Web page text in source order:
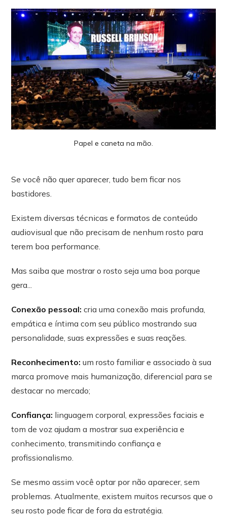
Papel e caneta na mão.
Se você não quer aparecer, tudo bem ficar nos
bastidores.
Existem diversas técnicas e formatos de conteúdo
audiovisual que não precisam de nenhum rosto para
terem boa performance.
Mas saiba que mostrar o rosto seja uma boa porque
gera...
Conexão pessoal: cria uma conexão mais profunda,
empática e íntima com seu público mostrando sua
personalidade, suas expressões e suas reações.
Reconhecimento:um rosto familiar e associado à sua
marca promove mais humanização, diferencial para se
destacar no mercado;
Confiança: linguagem corporal, expressões faciais e
tom de voz ajudam a mostrar sua experiência e
conhecimento, transmitindo confiança e
profissionalismo.
Se mesmo assim você optar por não aparecer, sem
problemas. Atualmente, existem muitos recursos que o
seu rosto pode ficar de fora da estratégia.